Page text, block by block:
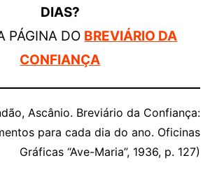
DIAS?
PÁGINA DO BREVIÁRIO DA
CONFIANÇA
Ascânio. Breviário da Confiança:
para cada dia do ano. Oficinas
Gráficas “Ave-Maria”, 1936, p. 127)